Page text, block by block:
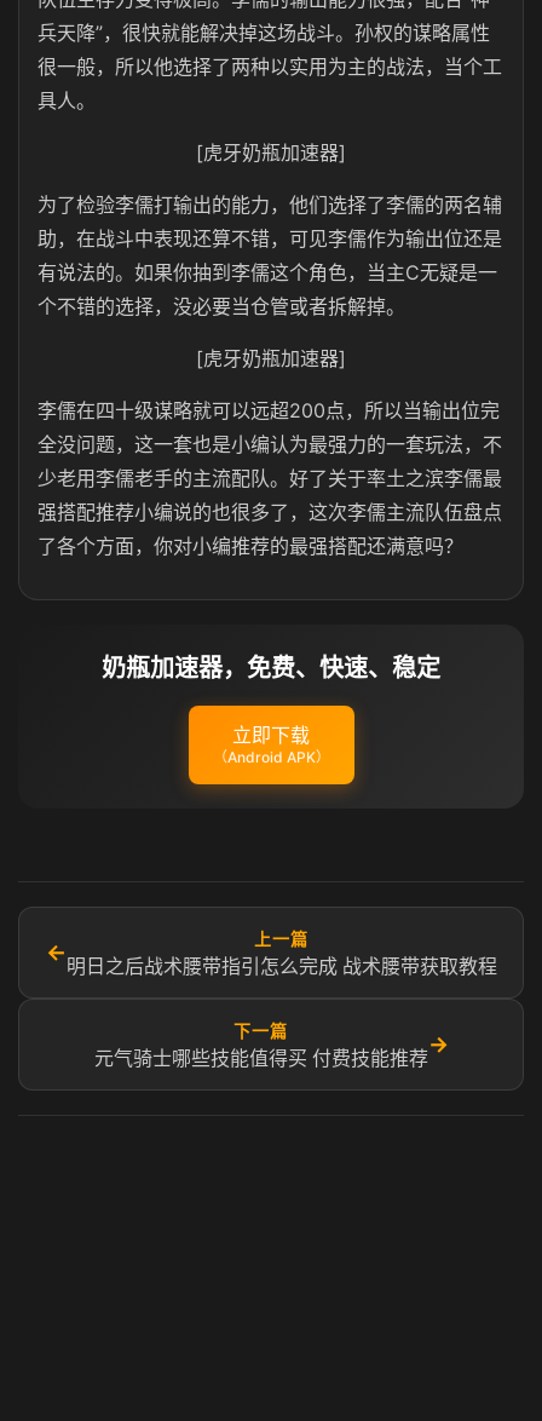
兵天降”，很快就能解决掉这场战斗。孙权的谋略属性
很一般，所以他选择了两种以实用为主的战法，当个工
具人。
[虎牙奶瓶加速器]
为了检验李儒打输出的能力，他们选择了李儒的两名辅
助，在战斗中表现还算不错，可见李儒作为输出位还是
有说法的。如果你抽到李儒这个角色，当主C无疑是一
个不错的选择，没必要当仓管或者拆解掉。
[虎牙奶瓶加速器]
李儒在四十级谋略就可以远超200点，所以当输出位完
全没问题，这一套也是小编认为最强力的一套玩法，不
少老用李儒老手的主流配队。好了关于率土之滨李儒最
强搭配推荐小编说的也很多了，这次李儒主流队伍盘点
了各个方面，你对小编推荐的最强搭配还满意吗？
奶瓶加速器，免费、快速、稳定
立即下载
（Android APK）
←
上一篇
明日之后战术腰带指引怎么完成 战术腰带获取教程
下一篇
元气骑士哪些技能值得买 付费技能推荐
→